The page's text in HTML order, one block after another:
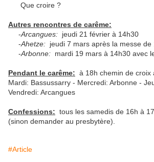
Que croire ?
Autres rencontres de carême:
-Arcangues: jeudi 21 février à 14h30
-Ahetze: jeudi 7 mars après la messe de
-Arbonne: mardi 19 mars à 14h30 avec
Pendant le carême: à 18h chemin de croix
Mardi: Bassussarry - Mercredi: Arbonne -
Vendredi: Arcangues
Confessions: tous les samedis de 16h à
(sinon demander au presbytère).
#Article